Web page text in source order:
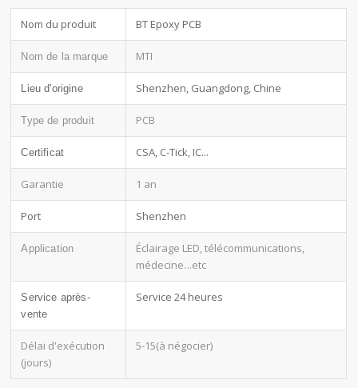
Nom du produit BT Epoxy PCB
Nom de la marque MTI
Lieu d'origine Shenzhen, Guangdong, Chine
Type de produit PCB
Certificat CSA, C-Tick, IC...
Garantie 1 an
Port Shenzhen
Application
Éclairage LED, télécommunications,
médecine...etc
Service après-
vente
Service 24 heures
Délai d'exécution
(jours)
5-15(à négocier)